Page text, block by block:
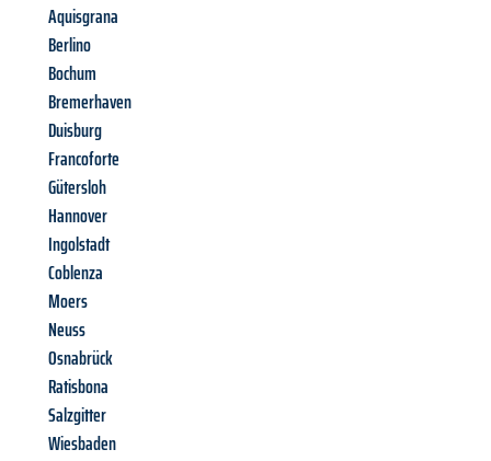
Aquisgrana
Berlino
Bochum
Bremerhaven
Duisburg
Francoforte
Gütersloh
Hannover
Ingolstadt
Coblenza
Moers
Neuss
Osnabrück
Ratisbona
Salzgitter
Wiesbaden